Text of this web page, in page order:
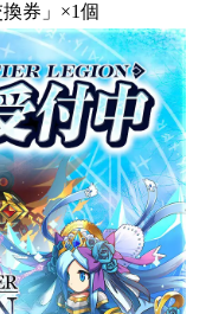
券」×1個